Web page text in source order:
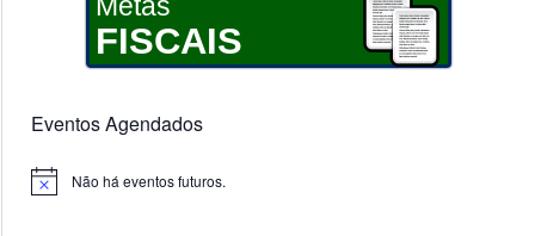
FISCAIS
Eventos Agendados
Notice Não há eventos futuros.